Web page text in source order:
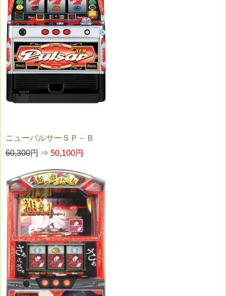
ニューパルサーＳＰ－Ｂ
60,300円 ⇒ 50,100円